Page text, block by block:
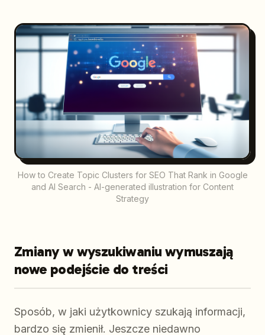
How to Create Topic Clusters for SEO That Rank in Google
and AI Search - AI-generated illustration for Content
Strategy
Zmiany w wyszukiwaniu wymuszają
nowe podejście do treści
Sposób, w jaki użytkownicy szukają informacji,
bardzo się zmienił. Jeszcze niedawno